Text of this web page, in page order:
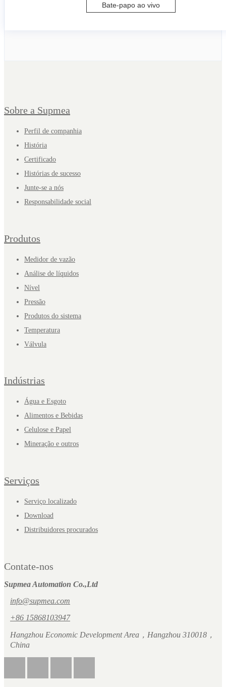
Bate-papo ao vivo
Sobre a Supmea
Perfil de companhia
História
Certificado
Histórias de sucesso
Junte-se a nós
Responsabilidade social
Produtos
Medidor de vazão
Análise de líquidos
Nível
Pressão
Produtos do sistema
Temperatura
Válvula
Indústrias
Água e Esgoto
Alimentos e Bebidas
Celulose e Papel
Mineração e outros
Serviços
Serviço localizado
Download
Distribuidores procurados
Contate-nos
Supmea Automation Co.,Ltd
info@supmea.com
+86 15868103947
Hangzhou Economic Development Area，Hangzhou 310018，
China